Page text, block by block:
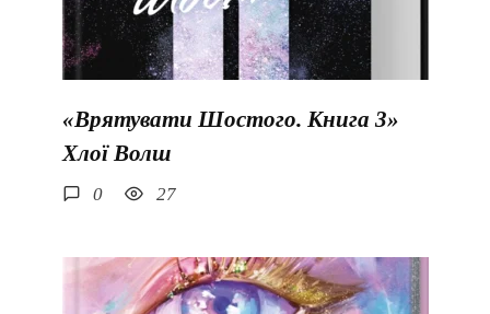
«Врятувати Шостого. Книга 3»
Хлої Волш
0 27